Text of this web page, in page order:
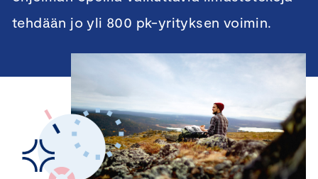
tehdään jo yli 800 pk-yrityksen voimin.